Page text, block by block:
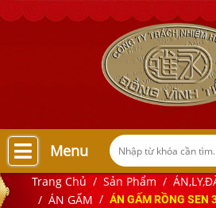
Menu
Trang Chủ Sản Phẩm
ÁN GẤM
ÁN GẤM RỒNG SEN